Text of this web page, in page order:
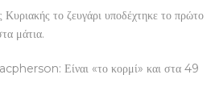
το ζευγάρι υποδέχτηκε το πρώτο
μάτια.
Είναι «το κορμί» και στα 49